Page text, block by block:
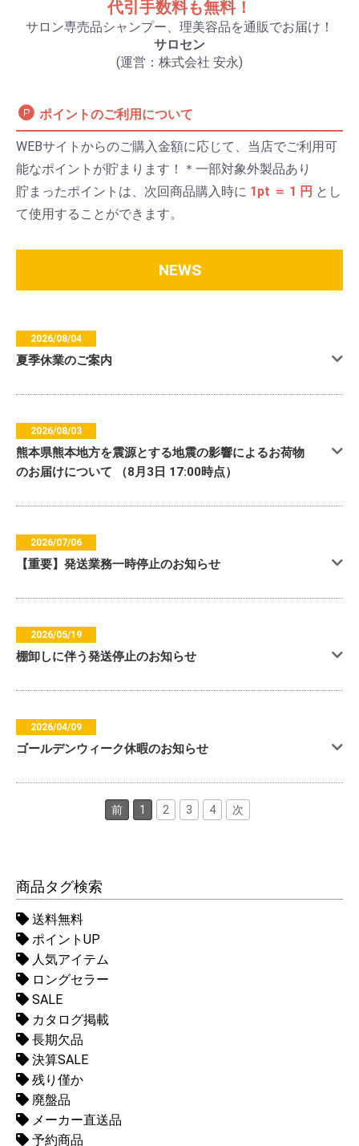
代引手数料も無料！
サロン専売品シャンプー、理美容品を通販でお届け！
サロセン
(運営：株式会社 安永)
ポイントのご利用について
WEBサイトからのご購入金額に応じて、当店でご利用可
能なポイントが貯まります！＊一部対象外製品あり
貯まったポイントは、次回商品購入時に 1pt ＝ 1 円 とし
て使用することができます。
NEWS
2026/08/04
夏季休業のご案内
2026/08/03
熊本県熊本地方を震源とする地震の影響によるお荷物
のお届けについて （8月3日 17:00時点）
2026/07/06
【重要】発送業務一時停止のお知らせ
2026/05/19
棚卸しに伴う発送停止のお知らせ
2026/04/09
ゴールデンウィーク休暇のお知らせ
前 1 2 3 4 次
商品タグ検索
送料無料
ポイントUP
人気アイテム
ロングセラー
SALE
カタログ掲載
長期欠品
決算SALE
残り僅か
廃盤品
メーカー直送品
予約商品